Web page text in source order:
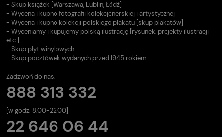
- Skup książek [Warszawa, Lublin, Łódź]
- Wycena i kupno fotografii kolekcjonerskiej i artystycznej
- Wycena i kupno kolekcji polskiego plakatu [skup plakatów]
- Wyceniamy i kupujemy polską ilustrację [rysunek, projekty ilustracji
etc.]
- Skup płyt winylowych
- Skup pocztówek wydanych przed 1945 rokiem
Zadzwoń do nas:
888 313 332
[w godz. 8.00-22.00]
22 646 06 44